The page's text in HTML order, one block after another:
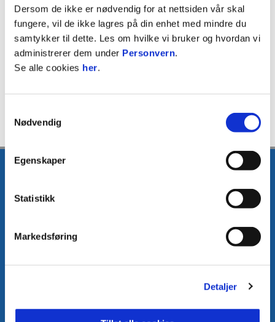
Dersom de ikke er nødvendig for at nettsiden vår skal
fungere, vil de ikke lagres på din enhet med mindre du
samtykker til dette. Les om hvilke vi bruker og hvordan vi
administrerer dem under Personvern.
Se alle cookies her.
Nødvendig
Egenskaper
Statistikk
Markedsføring
Detaljer
Webadresse:https://www.rrs.no
E-post:media@fkh.no +47 41 00 00 55